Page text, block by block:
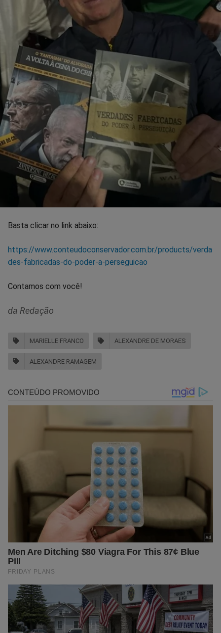
Basta clicar no link abaixo:
https://www.conteudoconservador.com.br/products/verda
des-fabricadas-do-poder-a-perseguicao
Contamos com você!
da Redação
MARIELLE FRANCO ALEXANDRE DE MORAES
ALEXANDRE RAMAGEM